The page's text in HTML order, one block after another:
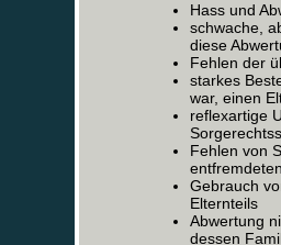
Hass und
schwache,
diese
Fehlen der
starkes
war, einen
reflexartige
Fehlen von
Gebrauch
Elternteils
Abwertung
dessen